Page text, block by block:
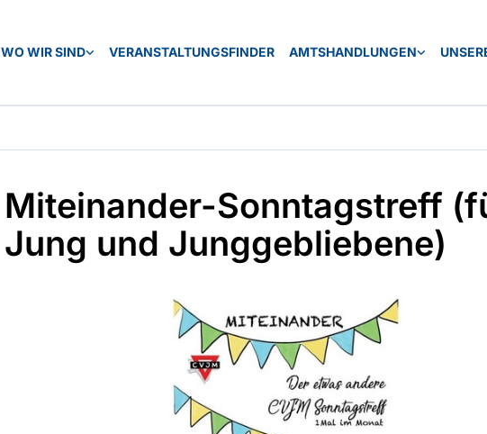
WO WIR SIND VERANSTALTUNGSFINDER AMTSHANDLUNGEN
Miteinander-Sonntagstreff
Jung und Junggebliebene)